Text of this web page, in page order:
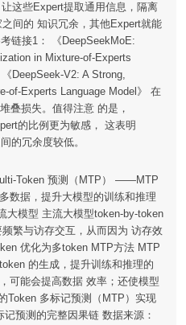
这些Expert提取通用信息，隔离
间的 知识冗余，其他Expert就能
链接1： 《DeepSeekMoE:
in Mixture-of-Experts
DeepSeek-V2: A Strong,
of-Experts Language Model》 在
叠损失。值得注意 的是，
的比例更为敏感， 这表明
的冗余度较低。
Token 预测（MTP） ——MTP
数据，提升大模型的训练和推理
大模型 主流大模型token-by-token
繁与访存交互，从而因为 访存效
优化为多token MTP方法 MTP
的生成，提升训练和推理的
可能会提高数据 效率；还使模型
Token 多标记预测（MTP）实现
预测的完整因果链 数据来源：